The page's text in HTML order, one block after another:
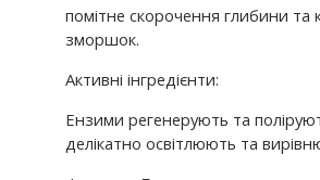
помітне скорочення глибини та
зморшок.
Активні інгредієнти:
Ензими регенерують та
делікатно освітлюють та